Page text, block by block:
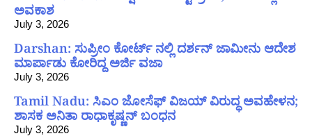
ಅವಕಾಶ
July 3, 2026
Darshan: ಸುಪ್ರೀಂ ಕೋರ್ಟ್ ನಲ್ಲಿ ದರ್ಶನ್ ಜಾಮೀನು ಆದೇಶ
ಮಾರ್ಪಾಡು ಕೋರಿದ್ದ ಅರ್ಜಿ ವಜಾ
July 3, 2026
Tamil Nadu: ಸಿಎಂ ಜೋಸೆಫ್ ವಿಜಯ್ ವಿರುದ್ಧ ಅವಹೇಳನ;
ಶಾಸಕ ಅನಿತಾ ರಾಧಾಕೃಷ್ಣನ್ ಬಂಧನ
July 3, 2026